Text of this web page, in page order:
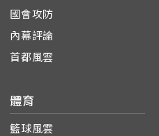
國會攻防
內幕評論
首都風雲
體育
籃球風雲